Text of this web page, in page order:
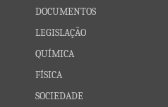
DOCUMENTOS
LEGISLAÇÃO
QUÍMICA
FÍSICA
SOCIEDADE